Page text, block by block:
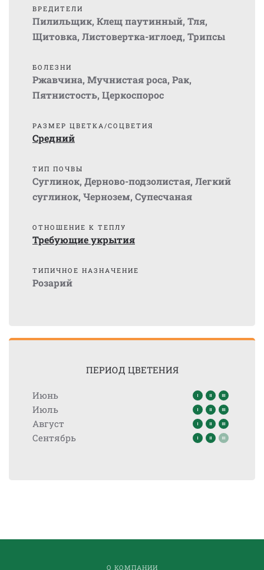
ВРЕДИТЕЛИ
Пилильщик, Клещ паутинный, Тля,
Щитовка, Листовертка-иглоед, Трипсы
БОЛЕЗНИ
Ржавчина, Мучнистая роса, Рак,
Пятнистость, Церкоспорос
РАЗМЕР ЦВЕТКА/СОЦВЕТИЯ
Средний
ТИП ПОЧВЫ
Суглинок, Дерново-подзолистая, Легкий
суглинок, Чернозем, Супесчаная
ОТНОШЕНИЕ К ТЕПЛУ
Требующие укрытия
ТИПИЧНОЕ НАЗНАЧЕНИЕ
Розарий
ПЕРИОД ЦВЕТЕНИЯ
Июнь
Июль
Август
Сентябрь
О КОМПАНИИ